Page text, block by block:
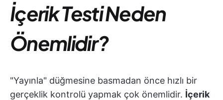
İçerik Testi Neden
Önemlidir?
"Yayınla" düğmesine basmadan önce hızlı bir
gerçeklik kontrolü yapmak çok önemlidir. İçerik